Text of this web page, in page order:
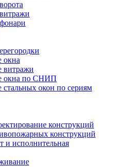
окна
витражи
окна по СНИП
стальных окон по сериям
конструкций
конструкций
и исполнительная